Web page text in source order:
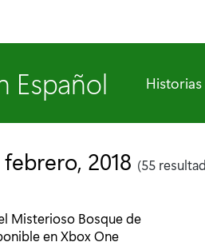
Español Historias
2018 (55
Misterioso Bosque de
en Xbox One